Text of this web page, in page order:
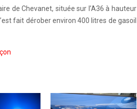
de Chevanet, située sur l’A36 à hauteur
fait dérober environ 400 litres de gasoil